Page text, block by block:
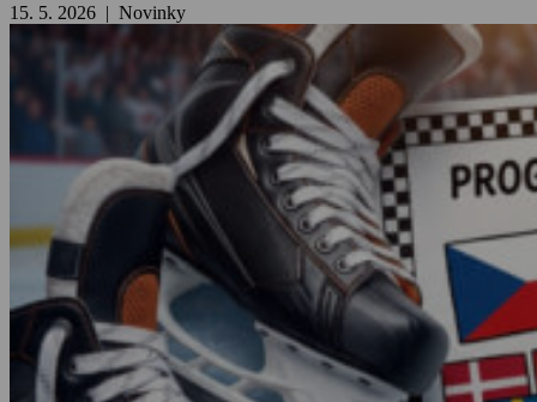
15. 5. 2026 | Novinky